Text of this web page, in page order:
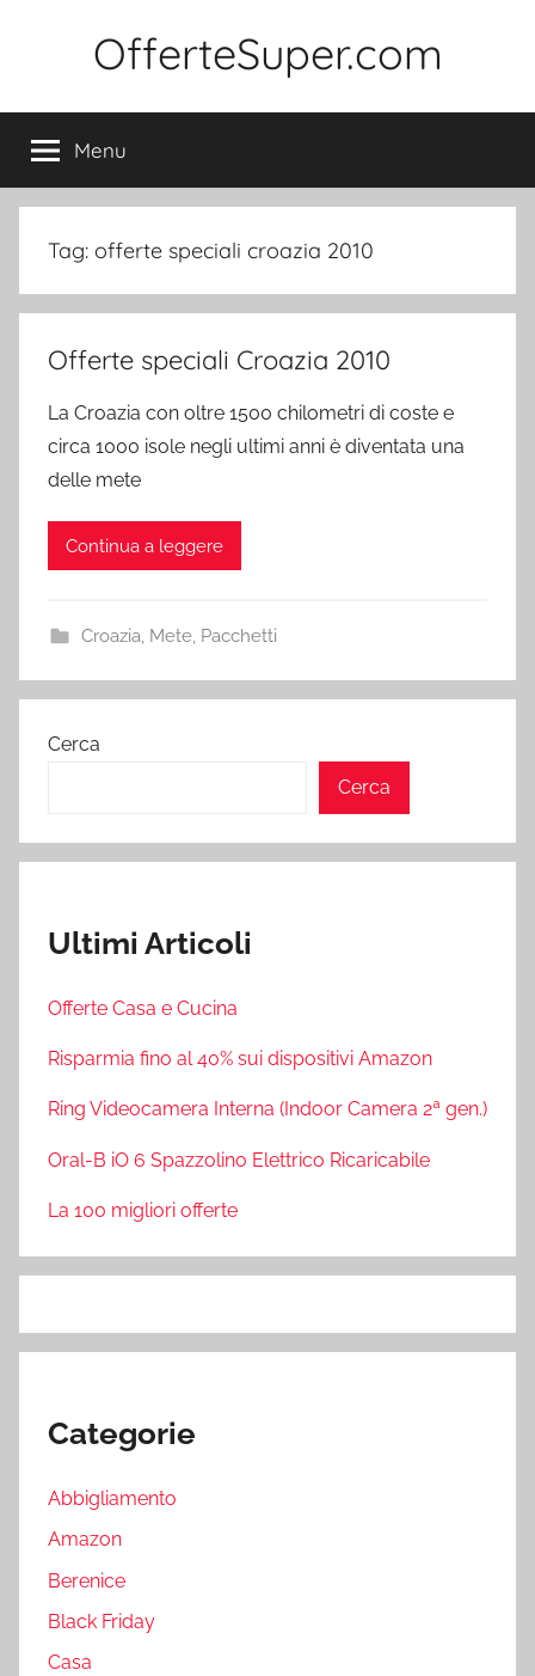
OfferteSuper.com
Menu
Tag: offerte speciali croazia 2010
Offerte speciali Croazia 2010
La Croazia con oltre 1500 chilometri di coste e
circa 1000 isole negli ultimi anni è diventata una
delle mete
Continua a leggere
Croazia, Mete, Pacchetti
Cerca
Cerca
Ultimi Articoli
Offerte Casa e Cucina
Risparmia fino al 40% sui dispositivi Amazon
Ring Videocamera Interna (Indoor Camera 2ª gen.)
Oral-B iO 6 Spazzolino Elettrico Ricaricabile
La 100 migliori offerte
Categorie
Abbigliamento
Amazon
Berenice
Black Friday
Casa